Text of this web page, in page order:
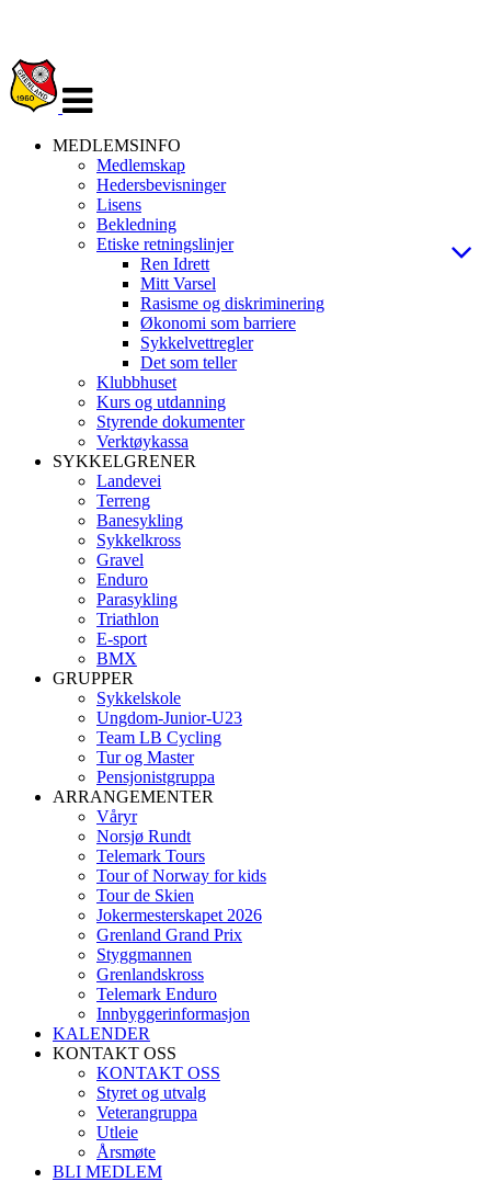
navigasjon
MEDLEMSINFO
Medlemskap
Hedersbevisninger
Lisens
Bekledning
Etiske retningslinjer
Ren Idrett
Mitt Varsel
Rasisme og diskriminering
Økonomi som barriere
Sykkelvettregler
Det som teller
Klubbhuset
Kurs og utdanning
Styrende dokumenter
Verktøykassa
SYKKELGRENER
Landevei
Terreng
Banesykling
Sykkelkross
Gravel
Enduro
Parasykling
Triathlon
E-sport
BMX
GRUPPER
Sykkelskole
Ungdom-Junior-U23
Team LB Cycling
Tur og Master
Pensjonistgruppa
ARRANGEMENTER
Våryr
Norsjø Rundt
Telemark Tours
Tour of Norway for kids
Tour de Skien
Jokermesterskapet 2026
Grenland Grand Prix
Styggmannen
Grenlandskross
Telemark Enduro
Innbyggerinformasjon
KALENDER
KONTAKT OSS
KONTAKT OSS
Styret og utvalg
Veterangruppa
Utleie
Årsmøte
BLI MEDLEM